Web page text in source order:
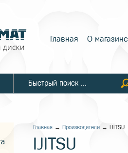
Главная О магазине
Главная → Производители → IJITSU
IJITSU